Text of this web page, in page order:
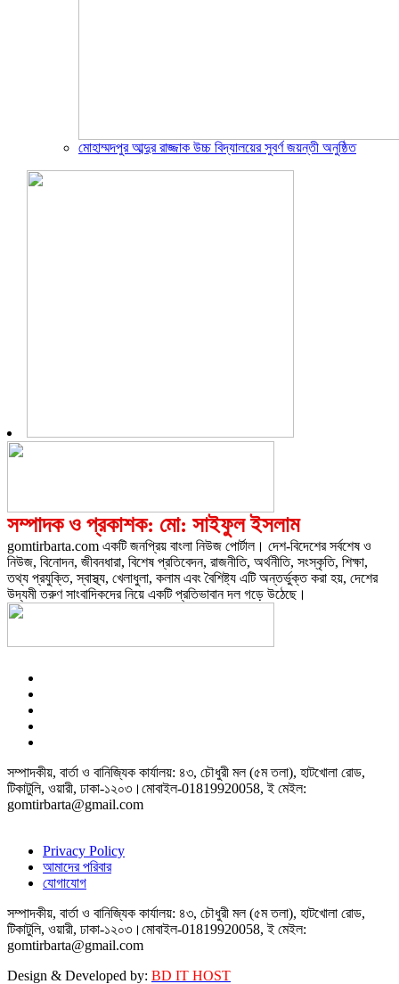
মোহাম্মদপুর আব্দুর রাজ্জাক উচ্চ বিদ্যালয়ের সুবর্ণ জয়ন্তী অনুষ্ঠিত
সম্পাদক ও প্রকাশক: মো: সাইফুল ইসলাম
gomtirbarta.com একটি জনপ্রিয় বাংলা নিউজ পোর্টাল। দেশ-বিদেশের সর্বশেষ ও
নিউজ, বিনোদন, জীবনধারা, বিশেষ প্রতিবেদন, রাজনীতি, অর্থনীতি, সংস্কৃতি, শিক্ষা,
তথ্য প্রযুক্তি, স্বাস্থ্য, খেলাধুলা, কলাম এবং বৈশিষ্ট্য এটি অন্তর্ভুক্ত করা হয়, দেশের
উদ্যমী তরুণ সাংবাদিকদের নিয়ে একটি প্রতিভাবান দল গড়ে উঠেছে।
সম্পাদকীয়, বার্তা ও বানিজ্যিক কার্যালয়: ৪৩, চৌধুরী মল (৫ম তলা), হাটখোলা রোড,
টিকাটুলি, ওয়ারী, ঢাকা-১২০৩।মোবাইল-01819920058, ই মেইল:
gomtirbarta@gmail.com
Privacy Policy
আমাদের পরিবার
যোগাযোগ
সম্পাদকীয়, বার্তা ও বানিজ্যিক কার্যালয়: ৪৩, চৌধুরী মল (৫ম তলা), হাটখোলা রোড,
টিকাটুলি, ওয়ারী, ঢাকা-১২০৩।মোবাইল-01819920058, ই মেইল:
gomtirbarta@gmail.com
Design & Developed by: BD IT HOST